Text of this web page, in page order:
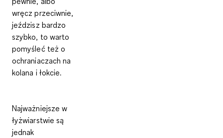
wręcz przeciwnie,
jeździsz bardzo
szybko, to warto
pomyśleć też o
ochraniaczach na
kolana i łokcie.
Najważniejsze w
łyżwiarstwie są
jednak